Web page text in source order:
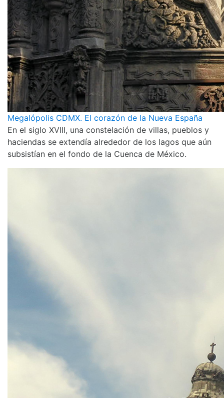
Megalópolis CDMX. El corazón de la Nueva España
En el siglo XVIII, una constelación de villas, pueblos y
haciendas se extendía alrededor de los lagos que aún
subsistían en el fondo de la Cuenca de México.